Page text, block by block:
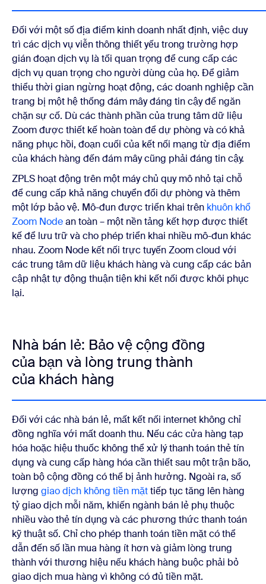
Đối với một số địa điểm kinh doanh nhất định, việc duy
trì các dịch vụ viễn thông thiết yếu trong trường hợp
gián đoạn dịch vụ là tối quan trọng để cung cấp các
dịch vụ quan trọng cho người dùng của họ. Để giảm
thiểu thời gian ngừng hoạt động, các doanh nghiệp cần
trang bị một hệ thống đám mây đáng tin cậy để ngăn
chặn sự cố. Dù các thành phần của trung tâm dữ liệu
Zoom được thiết kế hoàn toàn để dự phòng và có khả
năng phục hồi, đoạn cuối của kết nối mạng từ địa điểm
của khách hàng đến đám mây cũng phải đáng tin cậy.
ZPLS hoạt động trên một máy chủ quy mô nhỏ tại chỗ
để cung cấp khả năng chuyển đổi dự phòng và thêm
một lớp bảo vệ. Mô-đun được triển khai trên khuôn khổ
Zoom Nodean toàn – một nền tảng kết hợp được thiết
kế để lưu trữ và cho phép triển khai nhiều mô-đun khác
nhau. Zoom Node kết nối trực tuyến Zoom cloud với
các trung tâm dữ liệu khách hàng và cung cấp các bản
cập nhật tự động thuận tiện khi kết nối được khôi phục
lại.
Nhà bán lẻ: Bảo vệ cộng đồng
của bạn và lòng trung thành
của khách hàng
Đối với các nhà bán lẻ, mất kết nối internet không chỉ
đồng nghĩa với mất doanh thu. Nếu các cửa hàng tạp
hóa hoặc hiệu thuốc không thể xử lý thanh toán thẻ tín
dụng và cung cấp hàng hóa cần thiết sau một trận bão,
toàn bộ cộng đồng có thể bị ảnh hưởng. Ngoài ra, số
lượng giao dịch không tiền mặttiếp tục tăng lên hàng
tỷ giao dịch mỗi năm, khiến ngành bán lẻ phụ thuộc
nhiều vào thẻ tín dụng và các phương thức thanh toán
kỹ thuật số. Chỉ cho phép thanh toán tiền mặt có thể
dẫn đến số lần mua hàng ít hơn và giảm lòng trung
thành với thương hiệu nếu khách hàng buộc phải bỏ
giao dịch mua hàng vì không có đủ tiền mặt.